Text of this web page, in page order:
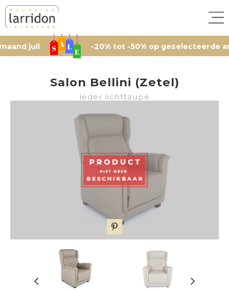
-20% tot -50% op geselecteerde
Salon Bellini (Zetel)
leder lichttaupe